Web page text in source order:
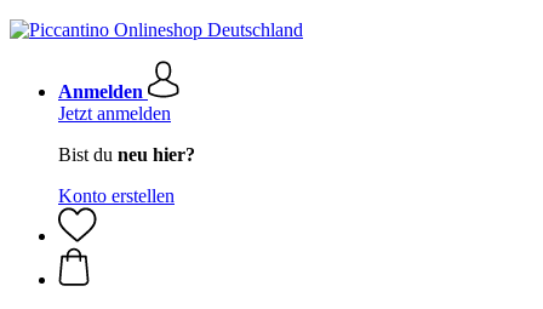
Anmelden
Jetzt anmelden
Bist du neu hier?
Konto erstellen